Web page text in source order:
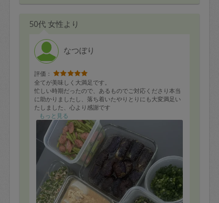
50代 女性より
なつぼり
評価：
全てが美味しく大満足です。
忙しい時期だったので、あるものでご対応くださり本当
に助かりましたし、落ち着いたやりとりにも大変満足い
たしました、心より感謝です
もっと見る